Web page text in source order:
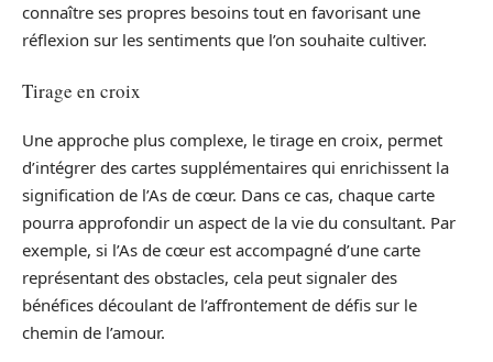
connaître ses propres besoins tout en favorisant une
réflexion sur les sentiments que l’on souhaite cultiver.
Tirage en croix
Une approche plus complexe, le tirage en croix, permet
d’intégrer des cartes supplémentaires qui enrichissent la
signification de l’As de cœur. Dans ce cas, chaque carte
pourra approfondir un aspect de la vie du consultant. Par
exemple, si l’As de cœur est accompagné d’une carte
représentant des obstacles, cela peut signaler des
bénéfices découlant de l’affrontement de défis sur le
chemin de l’amour.